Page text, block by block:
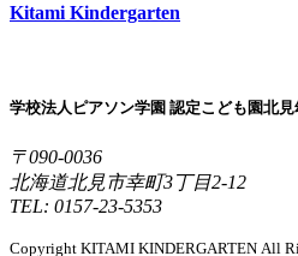
Kitami Kindergarten
学校法人ピアソン学園 認定こども園北見
〒090-0036
北海道北見市幸町3丁目2-12
TEL: 0157-23-5353
Copyright KITAMI KINDERGARTEN All